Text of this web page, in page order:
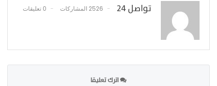
تواصل 24 2526 المشاركات 0 تعليقات
اترك تعليقا